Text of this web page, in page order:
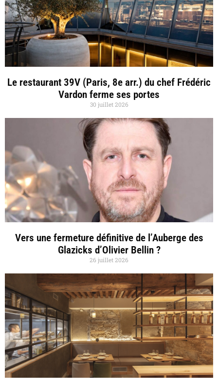
Le restaurant 39V (Paris, 8e arr.) du chef Frédéric
Vardon ferme ses portes
30 juillet 2026
Vers une fermeture définitive de l’Auberge des
Glazicks d’Olivier Bellin ?
26 juillet 2026